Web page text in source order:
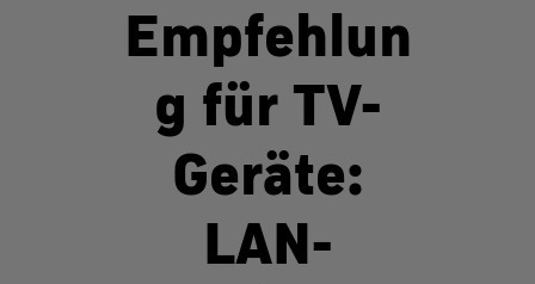
Empfehlun
g für TV-
Geräte:
LAN-